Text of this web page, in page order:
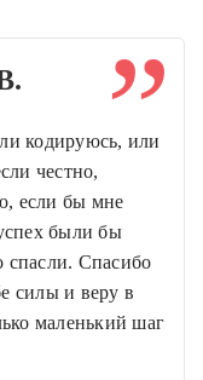
кодируюсь, или
честно,
если бы мне
были бы
Спасибо
силы и веру в
маленький шаг